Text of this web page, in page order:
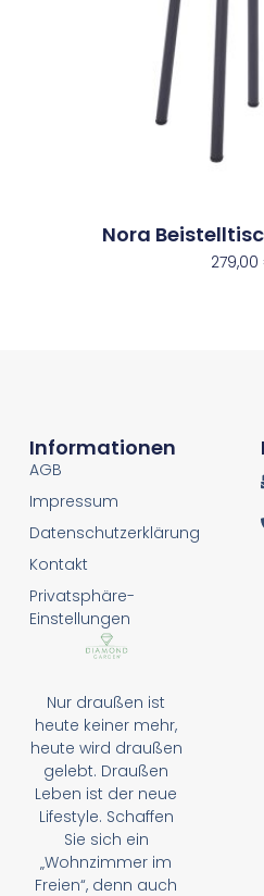
Nora
279,00
Nur draußen ist
heute keiner mehr,
heute wird draußen
gelebt. Draußen
Leben ist der neue
Lifestyle. Schaffen
Sie sich ein
„Wohnzimmer im
Freien“, denn auch
Informationen
AGB
Impressum
Datenschutzerklärung
Kontakt
Privatsphäre-
Einstellungen